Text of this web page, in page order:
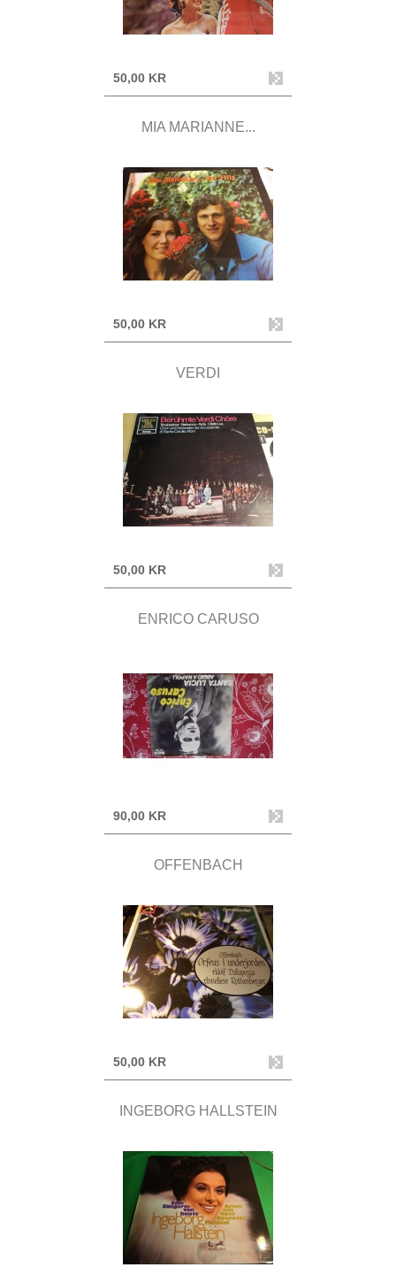
50,00 KR
MIA MARIANNE...
50,00 KR
VERDI
50,00 KR
ENRICO CARUSO
90,00 KR
OFFENBACH
50,00 KR
INGEBORG HALLSTEIN